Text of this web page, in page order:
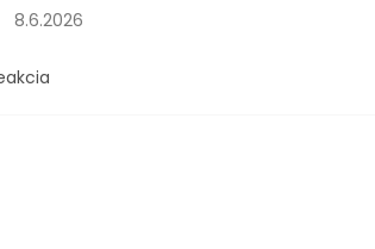
Hodnotenie obchodu je 4 z 5 hviezdičiek.
8.6.2026